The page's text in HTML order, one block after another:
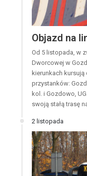
Objazd na
Od 5 listopada, w
Dworcowej w
kierunkach
przystanków:
kol. i Gozdowo,
swoją stałą trasę
2 listopada